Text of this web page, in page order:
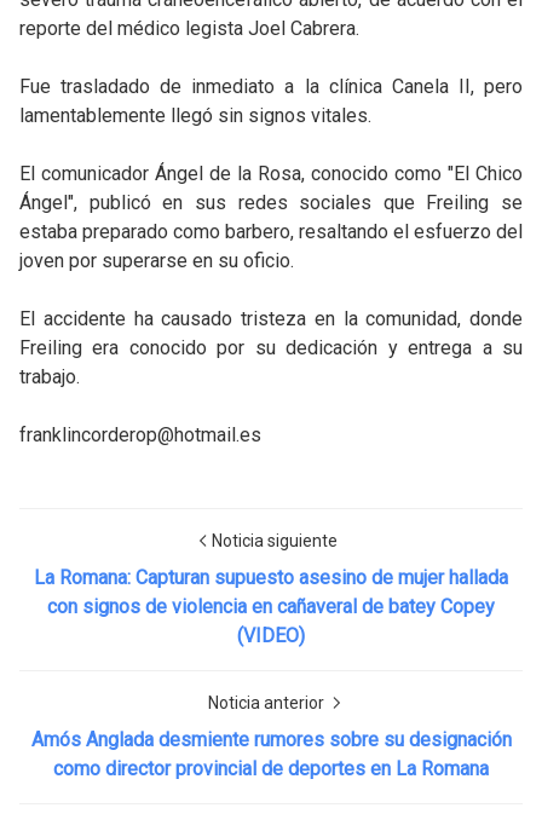
reporte del médico legista Joel Cabrera.
Fue trasladado de inmediato a la clínica Canela II, pero
lamentablemente llegó sin signos vitales.
El comunicador Ángel de la Rosa, conocido como "El Chico
Ángel", publicó en sus redes sociales que Freiling se
estaba preparado como barbero, resaltando el esfuerzo del
joven por superarse en su oficio.
El accidente ha causado tristeza en la comunidad, donde
Freiling era conocido por su dedicación y entrega a su
trabajo.
franklincorderop@hotmail.es
Noticia siguiente
La Romana: Capturan supuesto asesino de mujer hallada
con signos de violencia en cañaveral de batey Copey
(VIDEO)
Noticia anterior
Amós Anglada desmiente rumores sobre su designación
como director provincial de deportes en La Romana